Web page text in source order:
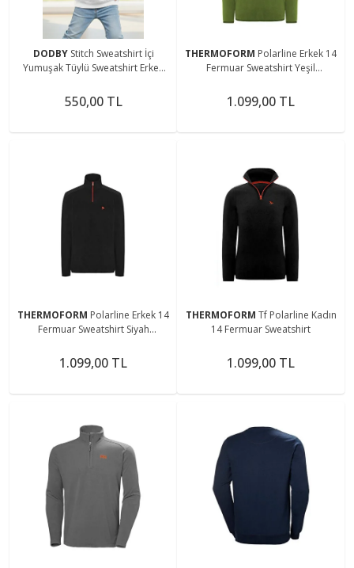
DODBY Stitch Sweatshirt İçi
Yumuşak Tüylü Sweatshirt Erkek
Stitch Kıyafet
550,00 TL
THERMOFORM Polarline Erkek 14
Fermuar Sweatshirt Yeşil
1.099,00 TL
THERMOFORM Polarline Erkek 14
Fermuar Sweatshirt Siyah
1.099,00 TL
THERMOFORM Tf Polarline Kadın
14 Fermuar Sweatshirt
1.099,00 TL